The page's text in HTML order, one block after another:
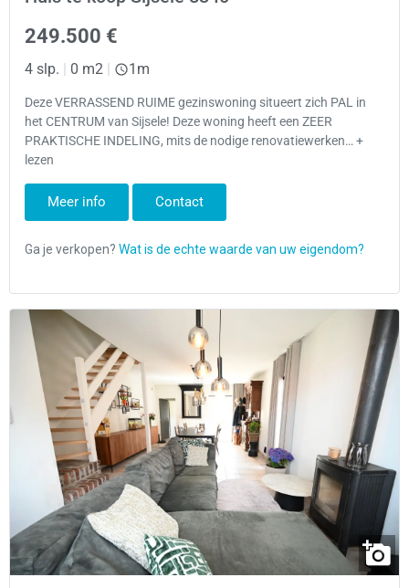
249.500 €
4 slp. | 0 m2 | 1m
Deze VERRASSEND RUIME gezinswoning situeert zich PAL in
het CENTRUM van Sijsele! Deze woning heeft een ZEER
PRAKTISCHE INDELING, mits de nodige renovatiewerken… +
lezen
Meer info Contact